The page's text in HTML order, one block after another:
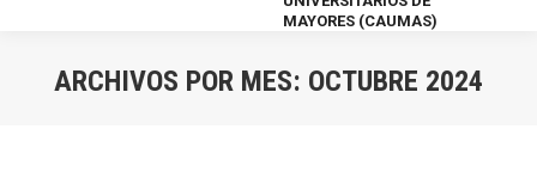
MAYORES (CAUMAS)
ARCHIVOS POR MES: OCTUBRE 2024